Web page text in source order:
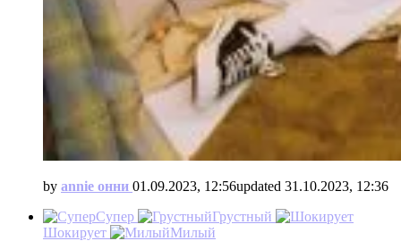
by annie онни 01.09.2023, 12:56updated 31.10.2023, 12:36
Супер
Грустный
Шокирует
Милый